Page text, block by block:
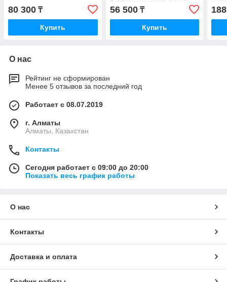
80 300 ₸
Купить
56 500₸
Купить
О нас
Рейтинг не сформирован
Менее 5 отзывов за последний год
Работает с 08.07.2019
г. Алматы
Алматы, Казахстан
Контакты
Сегодня работает с 09:00 до 20:00
Показать весь график работы
О нас
Контакты
Доставка и оплата